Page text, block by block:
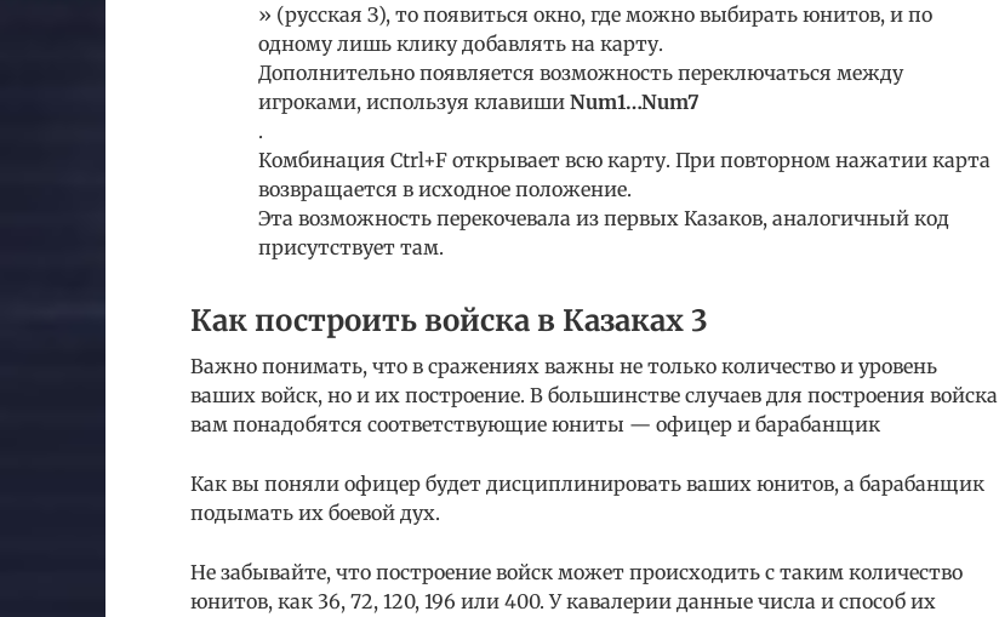
» (русская З), то появиться окно, где можно выбирать юнитов, и по
одному лишь клику добавлять на карту.
Дополнительно появляется возможность переключаться между
игроками, используя клавиши Num1…Num7
.
Комбинация Ctrl+F открывает всю карту. При повторном нажатии карта
возвращается в исходное положение.
Эта возможность перекочевала из первых Казаков, аналогичный код
присутствует там.
Как построить войска в Казаках 3
Важно понимать, что в сражениях важны не только количество и уровень
ваших войск, но и их построение. В большинстве случаев для построения войска
вам понадобятся соответствующие юниты — офицер и барабанщик
Как вы поняли офицер будет дисциплинировать ваших юнитов, а барабанщик
подымать их боевой дух.
Не забывайте, что построение войск может происходить с таким количество
юнитов, как 36, 72, 120, 196 или 400. У кавалерии данные числа и способ их